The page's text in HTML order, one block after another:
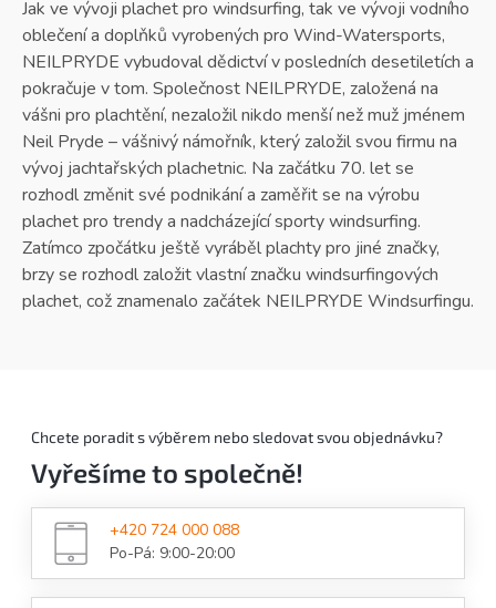
Jak ve vývoji plachet pro windsurfing, tak ve vývoji vodního
oblečení a doplňků vyrobených pro Wind-Watersports,
NEILPRYDE vybudoval dědictví v posledních desetiletích a
pokračuje v tom. Společnost NEILPRYDE, založená na
vášni pro plachtění, nezaložil nikdo menší než muž jménem
Neil Pryde – vášnivý námořník, který založil svou firmu na
vývoj jachtařských plachetnic. Na začátku 70. let se
rozhodl změnit své podnikání a zaměřit se na výrobu
plachet pro trendy a nadcházející sporty windsurfing.
Zatímco zpočátku ještě vyráběl plachty pro jiné značky,
brzy se rozhodl založit vlastní značku windsurfingových
plachet, což znamenalo začátek NEILPRYDE Windsurfingu.
Chcete poradit s výběrem nebo sledovat svou objednávku?
Vyřešíme to společně!
+420 724 000 088
Po-Pá: 9:00-20:00